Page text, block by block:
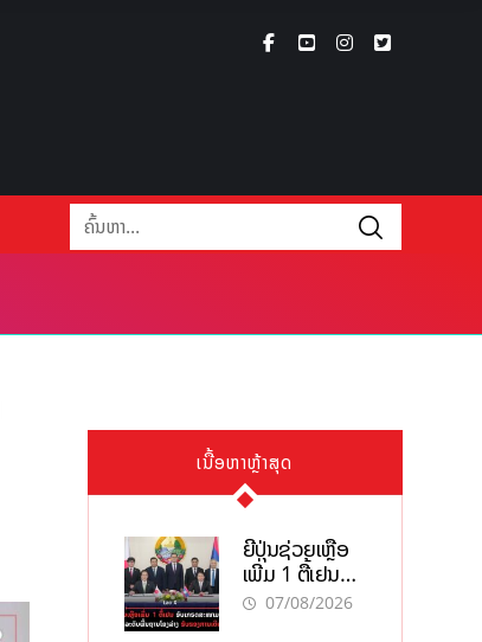
ເນື້ອຫາຫຼ້າສຸດ
ຍີ່ປຸ່ນຊ່ວຍເຫຼືອ
ເພີ່ມ 1 ຕື້ເຢນ
ອັບເກຣດ
07/08/2026